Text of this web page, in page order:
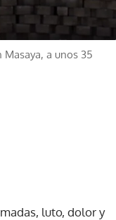
a unos 35
luto, dolor y